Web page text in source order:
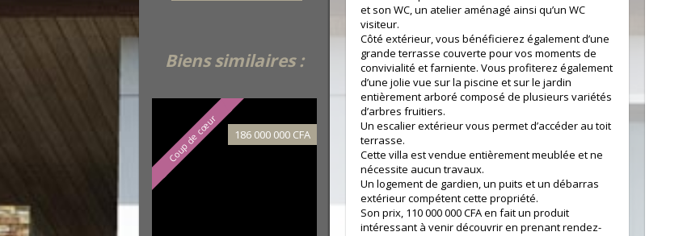
Biens similaires :
Coup de cœur 186 000 000 CFA
et son WC, un atelier aménagé ainsi qu’un WC
visiteur.
Côté extérieur, vous bénéficierez également d’une
grande terrasse couverte pour vos moments de
convivialité et farniente. Vous profiterez également
d’une jolie vue sur la piscine et sur le jardin
entièrement arboré composé de plusieurs variétés
d’arbres fruitiers.
Un escalier extérieur vous permet d’accéder au toit
terrasse.
Cette villa est vendue entièrement meublée et ne
nécessite aucun travaux.
Un logement de gardien, un puits et un débarras
extérieur compétent cette propriété.
Son prix, 110 000 000 CFA en fait un produit
intéressant à venir découvrir en prenant rendez-